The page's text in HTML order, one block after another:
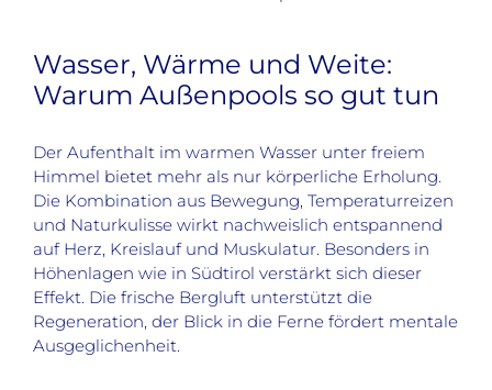
Wasser, Wärme und Weite:
Warum Außenpools so gut tun
Der Aufenthalt im warmen Wasser unter freiem
Himmel bietet mehr als nur körperliche Erholung.
Die Kombination aus Bewegung, Temperaturreizen
und Naturkulisse wirkt nachweislich entspannend
auf Herz, Kreislauf und Muskulatur. Besonders in
Höhenlagen wie in Südtirol verstärkt sich dieser
Effekt. Die frische Bergluft unterstützt die
Regeneration, der Blick in die Ferne fördert mentale
Ausgeglichenheit.